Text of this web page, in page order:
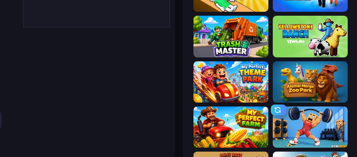
Doctor Hero Prison Life
Trash Master Yellowstone Ranch
My Perfect Theme Park Animal Merge Zoo Park
My Perfect Farm Gym Boss